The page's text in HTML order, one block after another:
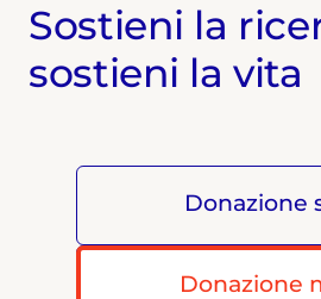
Sostieni la
sostieni la vita
Donazione
Donazione